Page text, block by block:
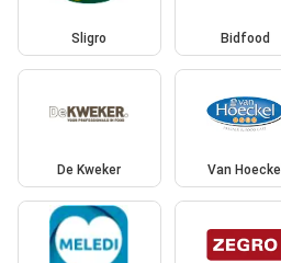
Sligro Bidfood
De Kweker Van Hoeckel